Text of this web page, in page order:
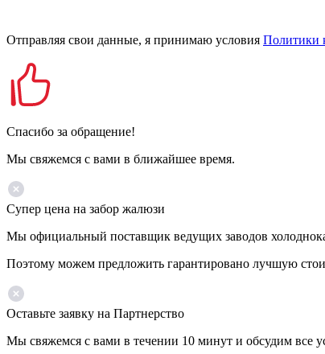
Отправляя свои данные, я принимаю условия Политики
Спасибо за обращение!
Мы свяжемся с вами в ближайшее время.
Супер цена на забор жалюзи
Мы официальный поставщик ведущих заводов
Поэтому можем предложить гарантировано лучшую
Оставьте заявку на Партнерство
Мы свяжемся с вами в течении 10 минут и обсудим все